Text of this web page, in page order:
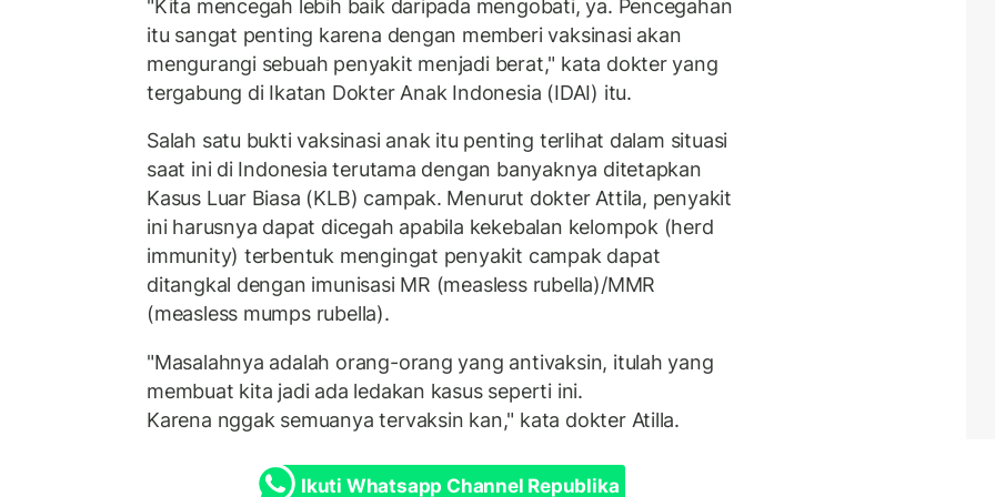
"Kita mencegah lebih baik daripada mengobati, ya. Pencegahan
itu sangat penting karena dengan memberi vaksinasi akan
mengurangi sebuah penyakit menjadi berat," kata dokter yang
tergabung di Ikatan Dokter Anak Indonesia (IDAI) itu.
Salah satu bukti vaksinasi anak itu penting terlihat dalam situasi
saat ini di Indonesia terutama dengan banyaknya ditetapkan
Kasus Luar Biasa (KLB) campak. Menurut dokter Attila, penyakit
ini harusnya dapat dicegah apabila kekebalan kelompok (herd
immunity) terbentuk mengingat penyakit campak dapat
ditangkal dengan imunisasi MR (measless rubella)/MMR
(measless mumps rubella).
"Masalahnya adalah orang-orang yang antivaksin, itulah yang
membuat kita jadi ada ledakan kasus seperti ini.
Karena nggak semuanya tervaksin kan," kata dokter Atilla.
Ikuti Whatsapp Channel Republika